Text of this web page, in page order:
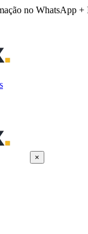
no WhatsApp
×